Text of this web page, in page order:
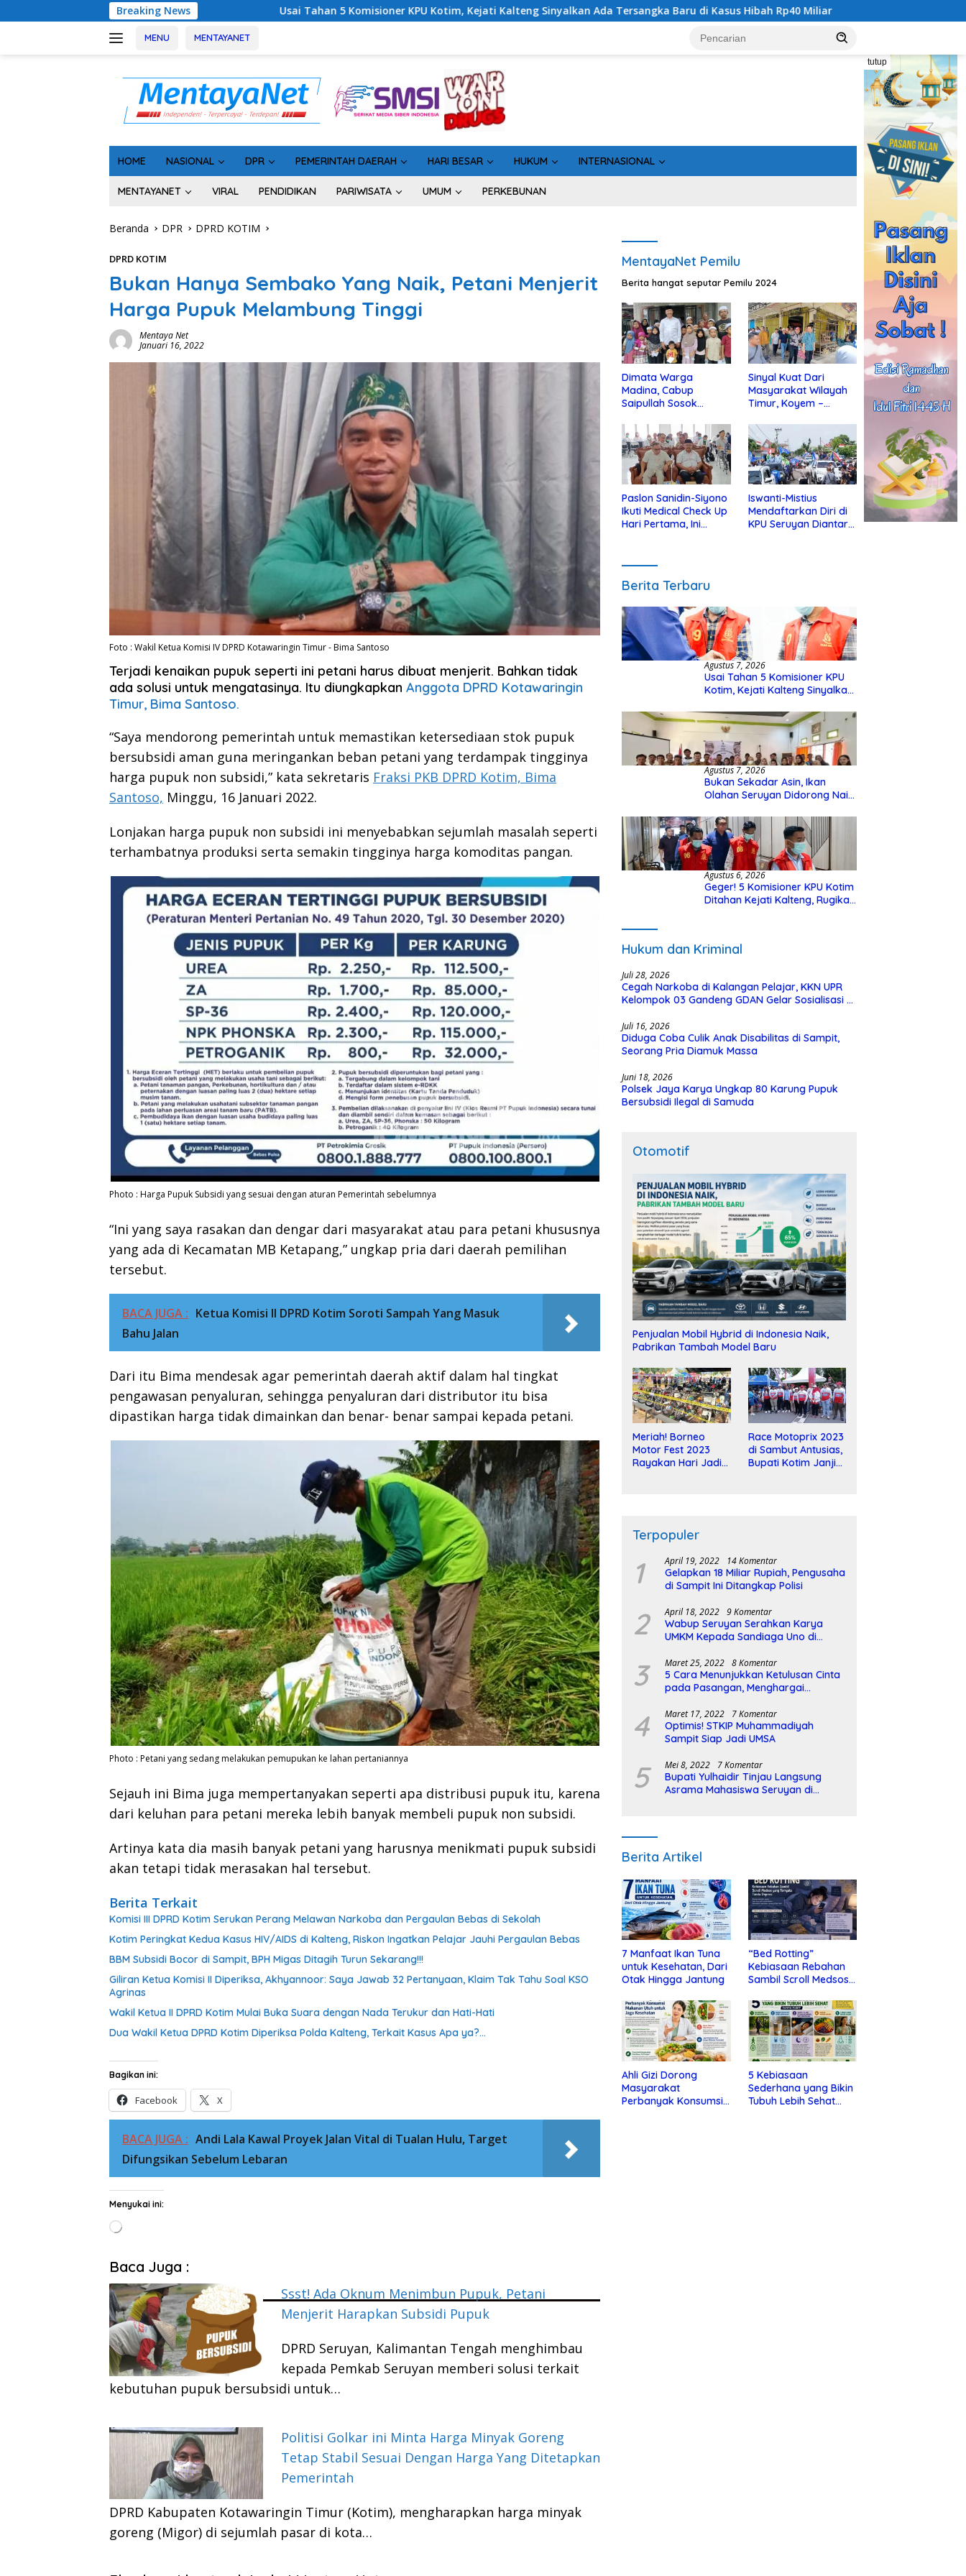
ke
Breaking News
Usai Tahan 5 Komisioner KPU Kotim, Kejati Kalteng Sinyalkan Ada Tersangka Baru di Kasus Hibah Rp40 Miliar Bukan Sekadar Asin, Ikan Olahan Seruyan
MENU MENTAYANET
tutup
HOME NASIONAL DPR PEMERINTAH DAERAH HARI BESAR HUKUM INTERNASIONAL
MENTAYANET VIRAL PENDIDIKAN PARIWISATA UMUM PERKEBUNAN
Beranda DPR DPRD KOTIM
DPRD KOTIM
Bukan Hanya Sembako Yang Naik, Petani Menjerit
Harga Pupuk Melambung Tinggi
Mentaya Net
Januari 16, 2022
Foto : Wakil Ketua Komisi IV DPRD Kotawaringin Timur - Bima Santoso
Terjadi kenaikan pupuk seperti ini petani harus dibuat menjerit. Bahkan tidak
ada solusi untuk mengatasinya. Itu diungkapkan Anggota DPRD Kotawaringin
Timur, Bima Santoso.
“Saya mendorong pemerintah untuk memastikan ketersediaan stok pupuk
bersubsidi aman guna meringankan beban petani yang terdampak tingginya
harga pupuk non subsidi,” kata sekretaris Fraksi PKB DPRD Kotim, Bima
Santoso, Minggu, 16 Januari 2022.
Lonjakan harga pupuk non subsidi ini menyebabkan sejumlah masalah seperti
terhambatnya produksi serta semakin tingginya harga komoditas pangan.
Photo : Harga Pupuk Subsidi yang sesuai dengan aturan Pemerintah sebelumnya
“Ini yang saya rasakan dan dengar dari masyarakat atau para petani khususnya
yang ada di Kecamatan MB Ketapang,” ungkap pria dari daerah pemilihan
tersebut.
BACA JUGA : Ketua Komisi II DPRD Kotim Soroti Sampah Yang Masuk
Bahu Jalan
Dari itu Bima mendesak agar pemerintah daerah aktif dalam hal tingkat
pengawasan penyaluran, sehingga penyaluran dari distributor itu bisa
dipastikan harga tidak dimainkan dan benar- benar sampai kepada petani.
Photo : Petani yang sedang melakukan pemupukan ke lahan pertaniannya
Sejauh ini Bima juga mempertanyakan seperti apa distribusi pupuk itu, karena
dari keluhan para petani mereka lebih banyak membeli pupuk non subsidi.
Artinya kata dia masih banyak petani yang harusnya menikmati pupuk subsidi
akan tetapi tidak merasakan hal tersebut.
Berita Terkait
Komisi III DPRD Kotim Serukan Perang Melawan Narkoba dan Pergaulan Bebas di Sekolah
Kotim Peringkat Kedua Kasus HIV/AIDS di Kalteng, Riskon Ingatkan Pelajar Jauhi Pergaulan Bebas
BBM Subsidi Bocor di Sampit, BPH Migas Ditagih Turun Sekarang!!!
Giliran Ketua Komisi II Diperiksa, Akhyannoor: Saya Jawab 32 Pertanyaan, Klaim Tak Tahu Soal KSO
Agrinas
Wakil Ketua II DPRD Kotim Mulai Buka Suara dengan Nada Terukur dan Hati-Hati
Dua Wakil Ketua DPRD Kotim Diperiksa Polda Kalteng, Terkait Kasus Apa ya?…
Bagikan ini:
Facebook X
BACA JUGA : Andi Lala Kawal Proyek Jalan Vital di Tualan Hulu, Target
Difungsikan Sebelum Lebaran
Menyukai ini:
Memuat...
Baca Juga :
Ssst! Ada Oknum Menimbun Pupuk, Petani
Menjerit Harapkan Subsidi Pupuk
DPRD Seruyan, Kalimantan Tengah menghimbau
kepada Pemkab Seruyan memberi solusi terkait
kebutuhan pupuk bersubsidi untuk…
Politisi Golkar ini Minta Harga Minyak Goreng
Tetap Stabil Sesuai Dengan Harga Yang Ditetapkan
Pemerintah
DPRD Kabupaten Kotawaringin Timur (Kotim), mengharapkan harga minyak
goreng (Migor) di sejumlah pasar di kota…
MentayaNet Pemilu
Berita hangat seputar Pemilu 2024
Dimata Warga
Madina, Cabup
Saipullah Sosok
Anak Yatim
Sinyal Kuat Dari
Masyarakat Wilayah
Timur, Koyem –
di Kotim
Paslon Sanidin-Siyono
Ikuti Medical Check Up
Hari Pertama, Ini
Iswanti-Mistius
Mendaftarkan Diri di
KPU Seruyan Diantar
Berita Terbaru
Agustus 7, 2026
Usai Tahan 5 Komisioner KPU
Kotim, Kejati Kalteng Sinyalkan
Hibah Rp40 Miliar
Agustus 7, 2026
Bukan Sekadar Asin, Ikan
Olahan Seruyan Didorong Naik
Agustus 6, 2026
Geger! 5 Komisioner KPU Kotim
Ditahan Kejati Kalteng, Rugikan
Hukum dan Kriminal
Juli 28, 2026
Cegah Narkoba di Kalangan Pelajar, KKN UPR
Kelompok 03 Gandeng GDAN Gelar Sosialisasi di
Juli 16, 2026
Diduga Coba Culik Anak Disabilitas di Sampit,
Seorang Pria Diamuk Massa
Juni 18, 2026
Polsek Jaya Karya Ungkap 80 Karung Pupuk
Bersubsidi Ilegal di Samuda
Otomotif
Penjualan Mobil Hybrid di Indonesia Naik,
Pabrikan Tambah Model Baru
Meriah! Borneo
Motor Fest 2023
Rayakan Hari Jadi
Race Motoprix 2023
di Sambut Antusias,
Bupati Kotim Janji
Terpopuler
1 April 19, 2022 14 Komentar
Gelapkan 18 Miliar Rupiah, Pengusaha
di Sampit Ini Ditangkap Polisi
2 April 18, 2022 9 Komentar
Wabup Seruyan Serahkan Karya
UMKM Kepada Sandiaga Uno di
3 Maret 25, 2022 8 Komentar
5 Cara Menunjukkan Ketulusan Cinta
pada Pasangan, Menghargai
4 Maret 17, 2022 7 Komentar
Optimis! STKIP Muhammadiyah
Sampit Siap Jadi UMSA
5 Mei 8, 2022 7 Komentar
Bupati Yulhaidir Tinjau Langsung
Asrama Mahasiswa Seruyan di
Berita Artikel
7 Manfaat Ikan Tuna
untuk Kesehatan, Dari
Otak Hingga Jantung
“Bed Rotting”
Kebiasaan Rebahan
Sambil Scroll Medsos
Depresi
Ahli Gizi Dorong
Masyarakat
Perbanyak Konsumsi
5 Kebiasaan
Sederhana yang Bikin
Tubuh Lebih Sehat